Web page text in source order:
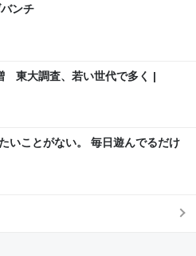
ンチ
東大調査、若い世代で多く |
いことがない。 毎日遊んでるだけ